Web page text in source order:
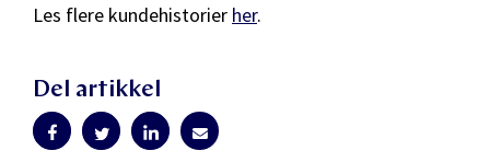
Les flere kundehistorier her.
Del artikkel